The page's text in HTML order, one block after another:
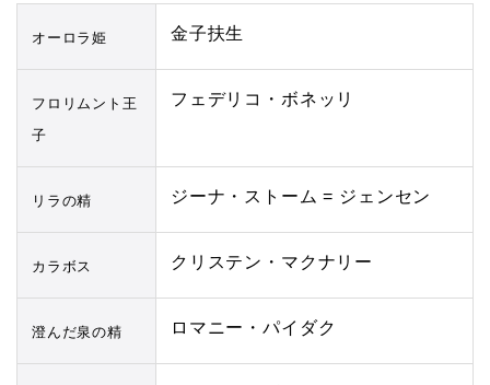
オーロラ姫 金子扶生
フロリムント王
子
フェデリコ・ボネッリ
リラの精 ジーナ・ストーム = ジェンセン
カラボス クリステン・マクナリー
澄んだ泉の精 ロマニー・パイダク